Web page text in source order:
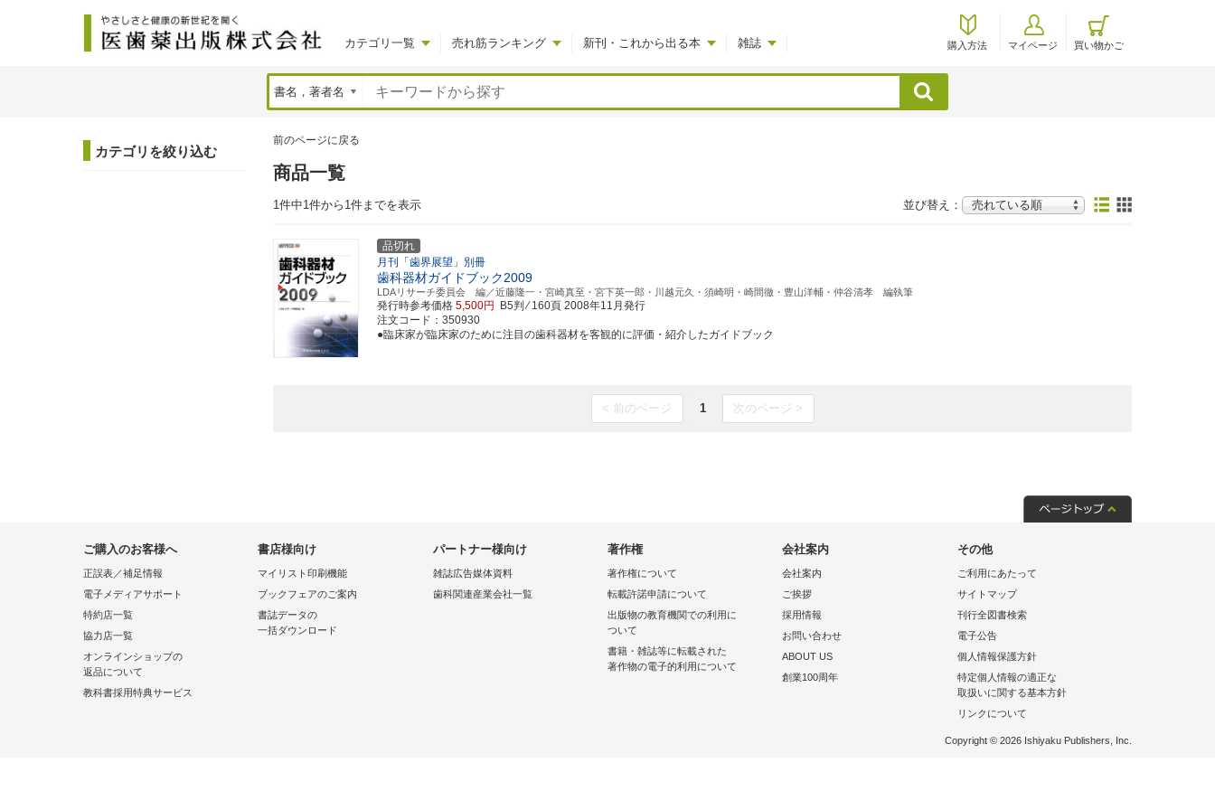
カテゴリ一覧 売れ筋ランキング 新刊・これから出る本 雑誌 購入方法 マイページ 買い物かご
検索
前のページに戻る
商品一覧
1件中1件から1件までを表示 並び替え：
品切れ
月刊「歯界展望」別冊
歯科器材ガイドブック2009
LDAリサーチ委員会 編／近藤隆一・宮崎真至・宮下英一郎・川越元久・須崎明・崎間徹・豊山洋輔・仲谷清孝 編執筆
発行時参考価格 5,500円 B5判 ⁄ 160頁 2008年11月発行
注文コード：350930
●臨床家が臨床家のために注目の歯科器材を客観的に評価・紹介したガイドブック
< 前のページ 1 次のページ >
カテゴリを絞り込む
ご購入のお客様へ
正誤表／補足情報
電子メディアサポート
特約店一覧
協力店一覧
オンラインショップの
返品について
教科書採用特典サービス
書店様向け
マイリスト印刷機能
ブックフェアのご案内
書誌データの
一括ダウンロード
パートナー様向け
雑誌広告媒体資料
歯科関連産業会社一覧
著作権
著作権について
転載許諾申請について
出版物の教育機関での利用に
ついて
書籍・雑誌等に転載された
著作物の電子的利用について
会社案内
会社案内
ご挨拶
採用情報
お問い合わせ
ABOUT US
創業100周年
その他
ご利用にあたって
サイトマップ
刊行全図書検索
電子公告
個人情報保護方針
特定個人情報の適正な
取扱いに関する基本方針
リンクについて
Copyright © 2026 Ishiyaku Publishers, Inc.